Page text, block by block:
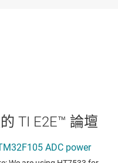
TI E2E™ 論壇